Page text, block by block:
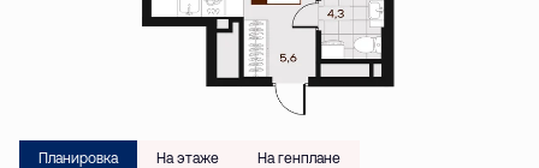
Планировка На этаже На генплане